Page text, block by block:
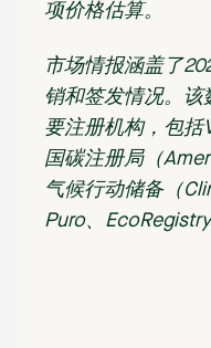
项价格估算。
市场情报涵盖了
销和签发情况。该
要注册机构，包括
国碳注册局（
气候行动储备（
Puro、